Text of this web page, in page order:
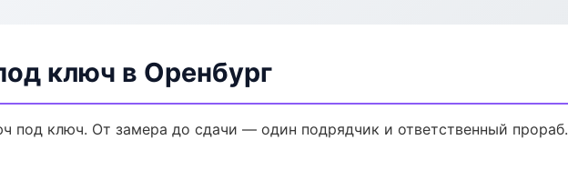
ключ в Оренбург
под ключ. От замера до сдачи — один подрядчик и ответственный прораб.